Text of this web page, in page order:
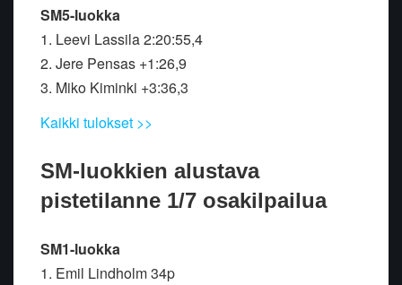
SM5-luokka
1. Leevi Lassila 2:20:55,4
2. Jere Pensas +1:26,9
3. Miko Kiminki +3:36,3
Kaikki tulokset >>
SM-luokkien alustava
pistetilanne 1/7 osakilpailua
SM1-luokka
1. Emil Lindholm 34p